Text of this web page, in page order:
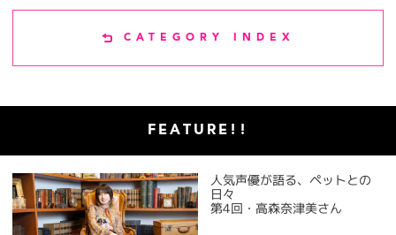
CATEGORY INDEX
FEATURE!!
人気声優が語る、ペットとの
日々
第4回・高森奈津美さん